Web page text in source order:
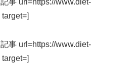
事 url=https://www.diet-
事 url=https://www.diet-